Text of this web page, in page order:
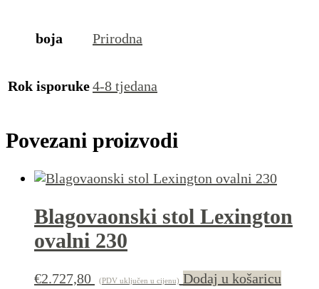
boja Prirodna
Rok isporuke4-8 tjedana
Povezani proizvodi
Blagovaonski stol Lexington
ovalni 230
€2.727,80 (PDV uključen u cijenu) Dodaj u košaricu